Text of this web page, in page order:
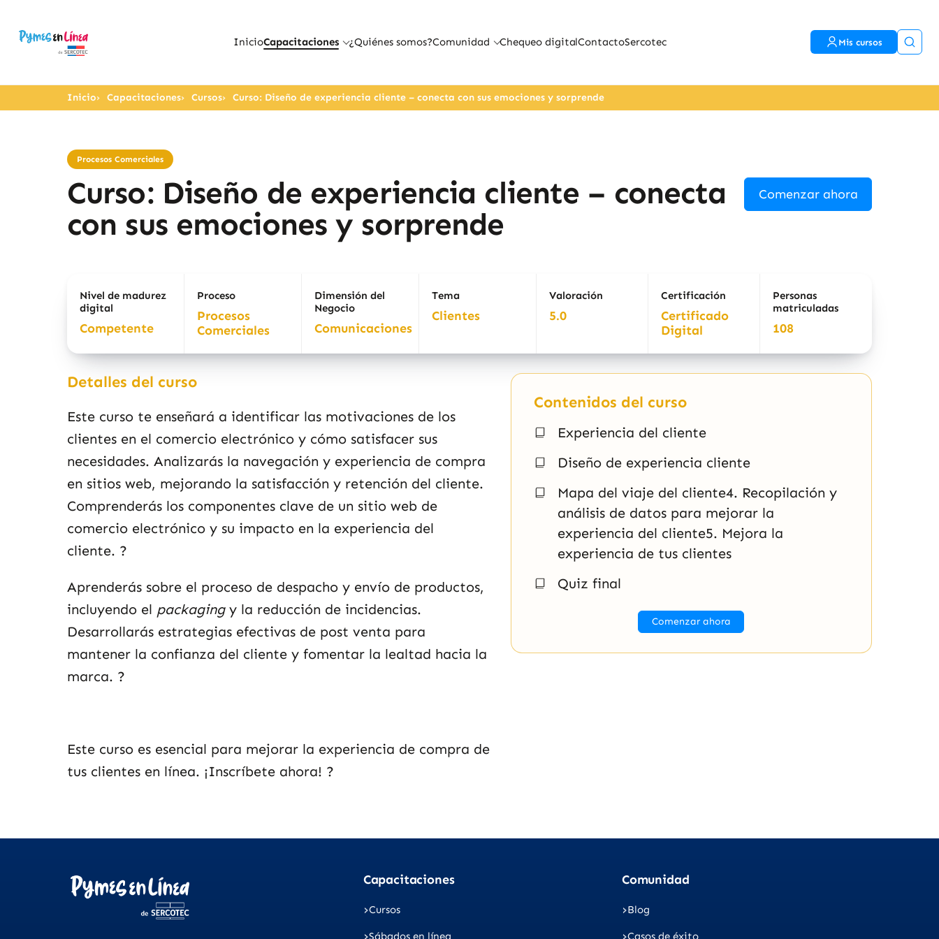
InicioCapacitaciones ¿Quiénes somos?Comunidad Chequeo digitalContactoSercotec Mis cursos
Inicio Capacitaciones Cursos Curso: Diseño de experiencia cliente – conecta con sus emociones y sorprende
Procesos Comerciales
Curso: Diseño de experiencia cliente – conecta
con sus emociones y sorprende
Comenzar ahora
Nivel de madurez
digital
Competente
Proceso
Procesos
Comerciales
Dimensión del
Negocio
Comunicaciones
Tema
Clientes
Valoración
5.0
Certificación
Certificado
Digital
Personas
matriculadas
108
Detalles del curso
Este curso te enseñará a identificar las motivaciones de los
clientes en el comercio electrónico y cómo satisfacer sus
necesidades. Analizarás la navegación y experiencia de compra
en sitios web, mejorando la satisfacción y retención del cliente.
Comprenderás los componentes clave de un sitio web de
comercio electrónico y su impacto en la experiencia del
cliente. ?
Aprenderás sobre el proceso de despacho y envío de productos,
incluyendo el packagingy la reducción de incidencias.
Desarrollarás estrategias efectivas de post venta para
mantener la confianza del cliente y fomentar la lealtad hacia la
marca. ?️
Este curso es esencial para mejorar la experiencia de compra de
tus clientes en línea. ¡Inscríbete ahora! ?
Contenidos del curso
Experiencia del cliente
Diseño de experiencia cliente
Mapa del viaje del cliente4. Recopilación y
análisis de datos para mejorar la
experiencia del cliente5. Mejora la
experiencia de tus clientes
Quiz final
Comenzar ahora
Capacitaciones
Cursos
Sábados en línea
Comunidad
Blog
Casos de éxito